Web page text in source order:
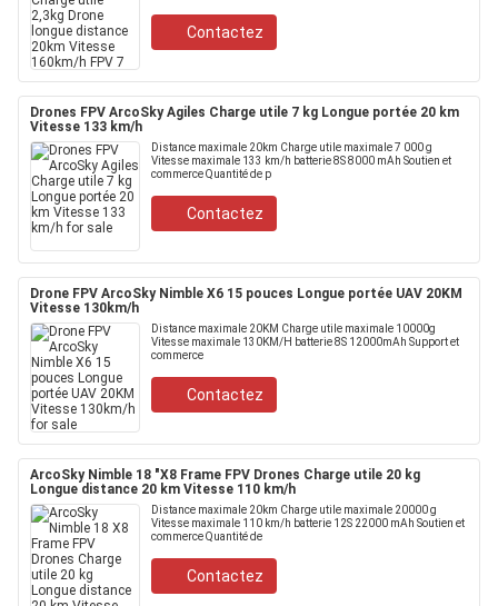
Contactez
Drones FPV ArcoSky Agiles Charge utile 7 kg Longue portée 20 km
Vitesse 133 km/h
Distance maximale 20km Charge utile maximale 7 000 g
Vitesse maximale 133 km/h batterie 8S 8000 mAh Soutien et
commerce Quantité de p
Contactez
Drone FPV ArcoSky Nimble X6 15 pouces Longue portée UAV 20KM
Vitesse 130km/h
Distance maximale 20KM Charge utile maximale 10000g
Vitesse maximale 130KM/H batterie 8S 12000mAh Support et
commerce
Contactez
ArcoSky Nimble 18 "X8 Frame FPV Drones Charge utile 20 kg
Longue distance 20 km Vitesse 110 km/h
Distance maximale 20km Charge utile maximale 20000 g
Vitesse maximale 110 km/h batterie 12S 22000 mAh Soutien et
commerce Quantité de
Contactez